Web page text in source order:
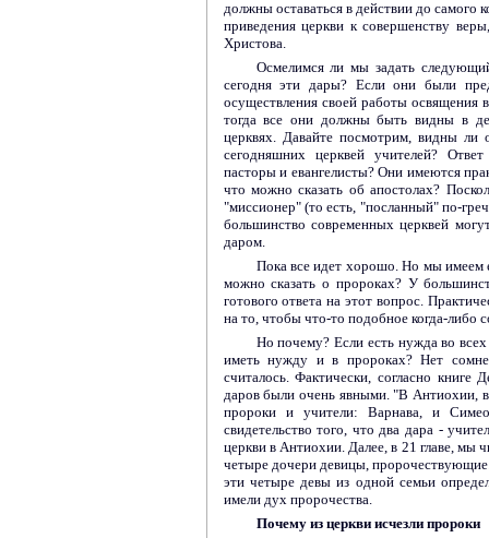
должны оставаться в действии до
приведения церкви к совершенству
Христова.
Осмелимся ли мы задать
сегодня эти дары? Если они были
осуществления своей работы освящения
тогда все они должны быть видны в
церквях. Давайте посмотрим, видны
сегодняшних церквей учителей?
пасторы и евангелисты? Они имеются
что можно сказать об апостолах?
"миссионер" (то есть, "посланный" по-
большинство современных церквей
даром.
Пока все идет хорошо. Но мы имеем
можно сказать о пророках? У
готового ответа на этот вопрос.
на то, чтобы что-то подобное когда-либо
Но почему? Если есть нужда во
иметь нужду и в пророках? Нет
считалось. Фактически, согласно книге
даров были очень явными. "В Антиохии,
пророки и учители: Варнава, и
свидетельство того, что два дара -
церкви в Антиохии. Далее, в 21 главе, мы
четыре дочери девицы,
эти четыре девы из одной семьи
имели дух пророчества.
Почему из церкви исчезли пророки